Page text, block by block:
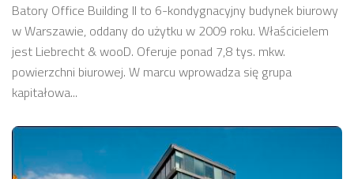
Batory Office Building II to 6-kondygnacyjny budynek biurowy
w Warszawie, oddany do użytku w 2009 roku. Właścicielem
jest Liebrecht & wooD. Oferuje ponad 7,8 tys. mkw.
powierzchni biurowej. W marcu wprowadza się grupa
kapitałowa...